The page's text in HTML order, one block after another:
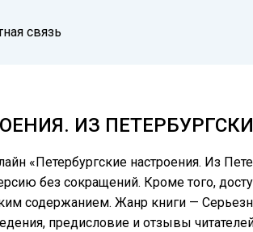
связь
ИЗ
«Петербургские настроения. Из
без сокращений. Кроме того,
содержанием. Жанр книги —
предисловие и отзывы